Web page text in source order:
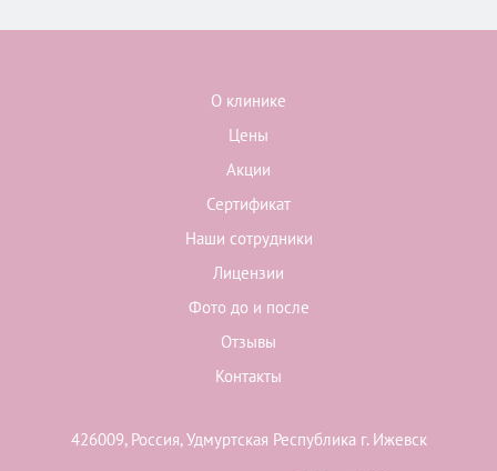
О клинике
Цены
Акции
Сертификат
Наши сотрудники
Лицензии
Фото до и после
Отзывы
Контакты
426009, Россия, Удмуртская Республика г. Ижевск